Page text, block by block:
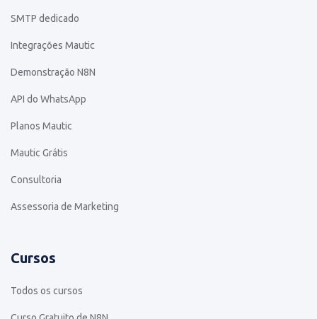
SMTP dedicado
Integrações Mautic
Demonstração N8N
API do WhatsApp
Planos Mautic
Mautic Grátis
Consultoria
Assessoria de Marketing
Cursos
Todos os cursos